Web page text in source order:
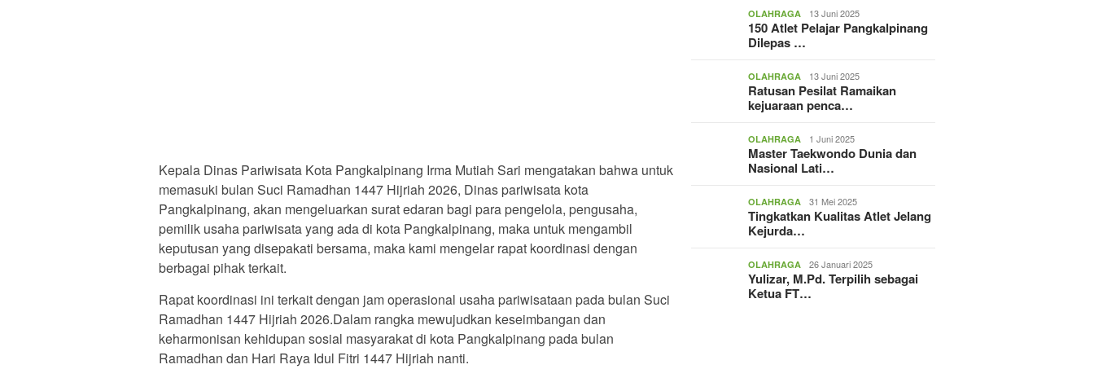
Kepala Dinas Pariwisata Kota Pangkalpinang Irma Mutiah Sari mengatakan bahwa untuk
memasuki bulan Suci Ramadhan 1447 Hijriah 2026, Dinas pariwisata kota
Pangkalpinang, akan mengeluarkan surat edaran bagi para pengelola, pengusaha,
pemilik usaha pariwisata yang ada di kota Pangkalpinang, maka untuk mengambil
keputusan yang disepakati bersama, maka kami mengelar rapat koordinasi dengan
berbagai pihak terkait.
Rapat koordinasi ini terkait dengan jam operasional usaha pariwisataan pada bulan Suci
Ramadhan 1447 Hijriah 2026.Dalam rangka mewujudkan keseimbangan dan
keharmonisan kehidupan sosial masyarakat di kota Pangkalpinang pada bulan
Ramadhan dan Hari Raya Idul Fitri 1447 Hijriah nanti.
OLAHRAGA 13 Juni 2025
150 Atlet Pelajar Pangkalpinang
Dilepas …
OLAHRAGA 13 Juni 2025
Ratusan Pesilat Ramaikan
kejuaraan penca…
OLAHRAGA 1 Juni 2025
Master Taekwondo Dunia dan
Nasional Lati…
OLAHRAGA 31 Mei 2025
Tingkatkan Kualitas Atlet Jelang
Kejurda…
OLAHRAGA 26 Januari 2025
Yulizar, M.Pd. Terpilih sebagai
Ketua FT…